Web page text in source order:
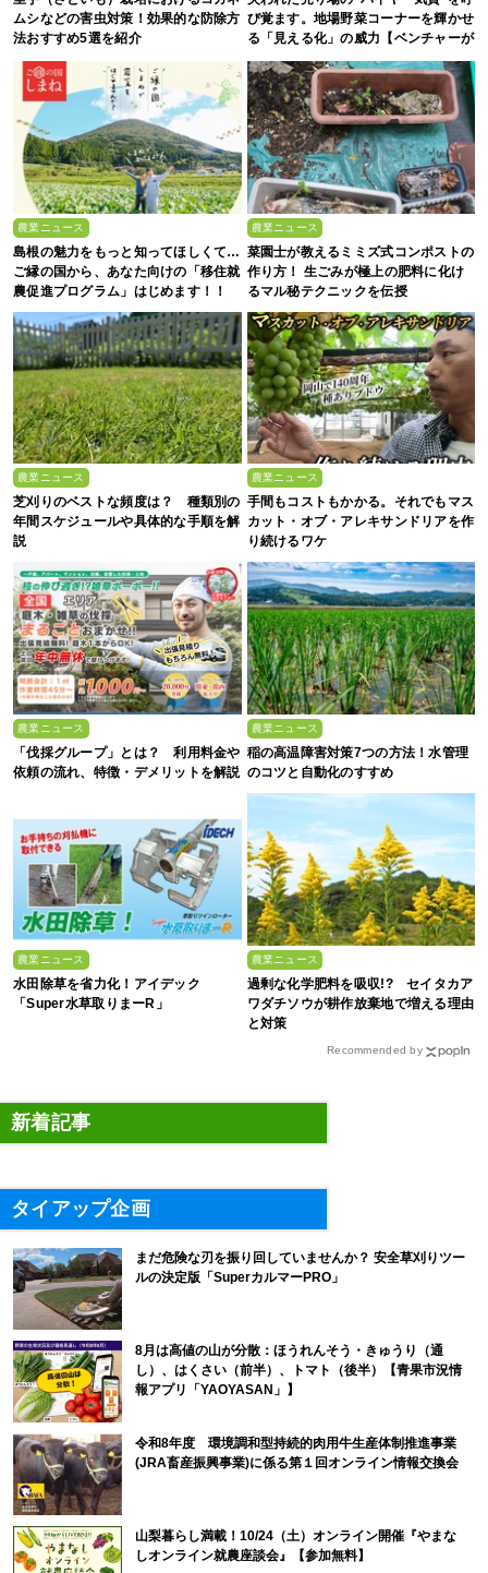
ムシなどの害虫対策！効果的な防除方
法おすすめ5選を紹介
び覚ます。地場野菜コーナーを輝かせ
る「見える化」の威力【ベンチャーが
拓く！日本の農の未来 #2】
農業ニュース
島根の魅力をもっと知ってほしくて…
ご縁の国から、あなた向けの「移住就
農促進プログラム」はじめます！！
農業ニュース
菜園士が教えるミミズ式コンポストの
作り方！ 生ごみが極上の肥料に化け
るマル秘テクニックを伝授
農業ニュース
芝刈りのベストな頻度は？ 種類別の
年間スケジュールや具体的な手順を解
説
農業ニュース
手間もコストもかかる。それでもマス
カット・オブ・アレキサンドリアを作
り続けるワケ
農業ニュース
「伐採グループ」とは？ 利用料金や
依頼の流れ、特徴・デメリットを解説
農業ニュース
稲の高温障害対策7つの方法！水管理
のコツと自動化のすすめ
農業ニュース
水田除草を省力化！アイデック
「Super水草取りまーR」
農業ニュース
過剰な化学肥料を吸収!? セイタカア
ワダチソウが耕作放棄地で増える理由
と対策
Recommended by
新着記事
タイアップ企画
まだ危険な刃を振り回していませんか？ 安全草刈りツー
ルの決定版「SuperカルマーPRO」
8月は高値の山が分散：ほうれんそう・きゅうり（通
し）、はくさい（前半）、トマト（後半）【青果市況情
報アプリ「YAOYASAN」】
令和8年度 環境調和型持続的肉用牛生産体制推進事業
(JRA畜産振興事業)に係る第１回オンライン情報交換会
山梨暮らし満載！10/24（土）オンライン開催『やまな
しオンライン就農座談会』【参加無料】